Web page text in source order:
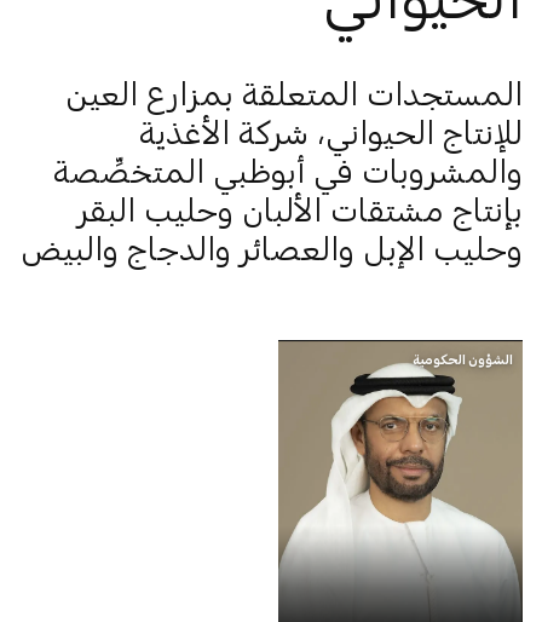
المستجدات المتعلقة بمزارع العين
للإنتاج الحيواني، شركة الأغذية
والمشروبات في أبوظبي المتخصِّصة
بإنتاج مشتقات الألبان وحليب البقر
وحليب الإبل والعصائر والدجاج والبيض
الشؤون الحكومية